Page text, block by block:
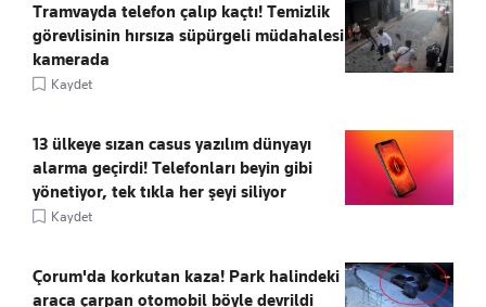
Tramvayda telefon çalıp kaçtı! Temizlik
görevlisinin hırsıza süpürgeli müdahalesi
kamerada
Kaydet
13 ülkeye sızan casus yazılım dünyayı
alarma geçirdi! Telefonları beyin gibi
yönetiyor, tek tıkla her şeyi siliyor
Kaydet
Çorum'da korkutan kaza! Park halindeki
araca çarpan otomobil böyle devrildi